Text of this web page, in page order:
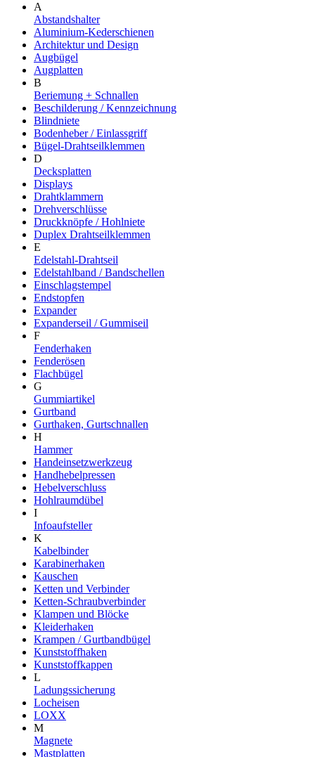
A
Abstandshalter
Aluminium-Kederschienen
Architektur und Design
Augbügel
Augplatten
B
Beriemung + Schnallen
Beschilderung / Kennzeichnung
Blindniete
Bodenheber / Einlassgriff
Bügel-Drahtseilklemmen
D
Decksplatten
Displays
Drahtklammern
Drehverschlüsse
Druckknöpfe / Hohlniete
Duplex Drahtseilklemmen
E
Edelstahl-Drahtseil
Edelstahlband / Bandschellen
Einschlagstempel
Endstopfen
Expander
Expanderseil / Gummiseil
F
Fenderhaken
Fenderösen
Flachbügel
G
Gummiartikel
Gurtband
Gurthaken, Gurtschnallen
H
Hammer
Handeinsetzwerkzeug
Handhebelpressen
Hebelverschluss
Hohlraumdübel
I
Infoaufsteller
K
Kabelbinder
Karabinerhaken
Kauschen
Ketten und Verbinder
Ketten-Schraubverbinder
Klampen und Blöcke
Kleiderhaken
Krampen / Gurtbandbügel
Kunststoffhaken
Kunststoffkappen
L
Ladungssicherung
Locheisen
LOXX
M
Magnete
Mastplatten